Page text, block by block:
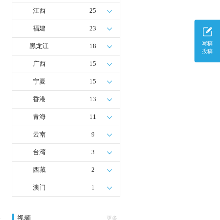
写稿
投稿
江西 25
福建 23
黑龙江 18
广西 15
宁夏 15
香港 13
青海 11
云南 9
台湾 3
西藏 2
澳门 1
视频 更多